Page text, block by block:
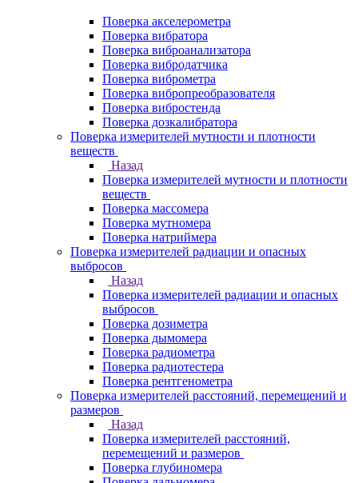
Поверка акселерометра
Поверка вибратора
Поверка виброанализатора
Поверка вибродатчика
Поверка виброметра
Поверка вибропреобразователя
Поверка вибростенда
Поверка дозкалибратора
Поверка измерителей мутности и плотности
веществ
Назад
Поверка измерителей мутности и плотности
веществ
Поверка массомера
Поверка мутномера
Поверка натриймера
Поверка измерителей радиации и опасных
выбросов
Назад
Поверка измерителей радиации и опасных
выбросов
Поверка дозиметра
Поверка дымомера
Поверка радиометра
Поверка радиотестера
Поверка рентгенометра
Поверка измерителей расстояний, перемещений и
размеров
Назад
Поверка измерителей расстояний,
перемещений и размеров
Поверка глубиномера